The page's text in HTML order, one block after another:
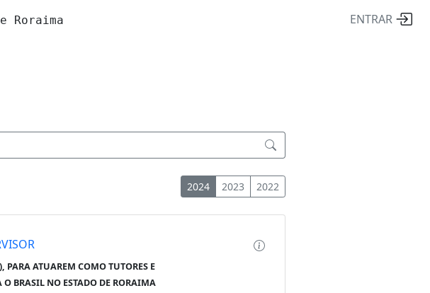
Roraima ENTRAR
2024 2023 2022
PARA ATUAREM COMO TUTORES E
BRASIL NO ESTADO DE RORAIMA